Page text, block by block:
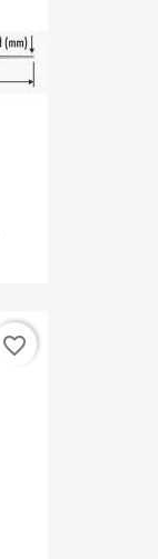
favorite_border